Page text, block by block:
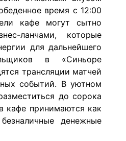
время с 12:00
кафе могут сытно
ланчами, которые
для дальнейшего
в «Синьоре
трансляции матчей
событий. В уютном
до сорока
кафе принимаются как
денежные